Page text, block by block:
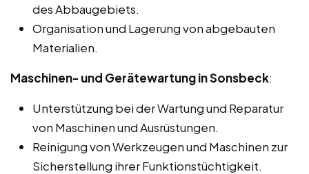
des Abbaugebiets.
Organisation und Lagerung von abgebauten
Materialien.
Maschinen- und Gerätewartung in Sonsbeck:
Unterstützung bei der Wartung und Reparatur
von Maschinen und Ausrüstungen.
Reinigung von Werkzeugen und Maschinen zur
Sicherstellung ihrer Funktionstüchtigkeit.